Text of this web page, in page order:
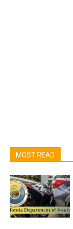
MOST READ